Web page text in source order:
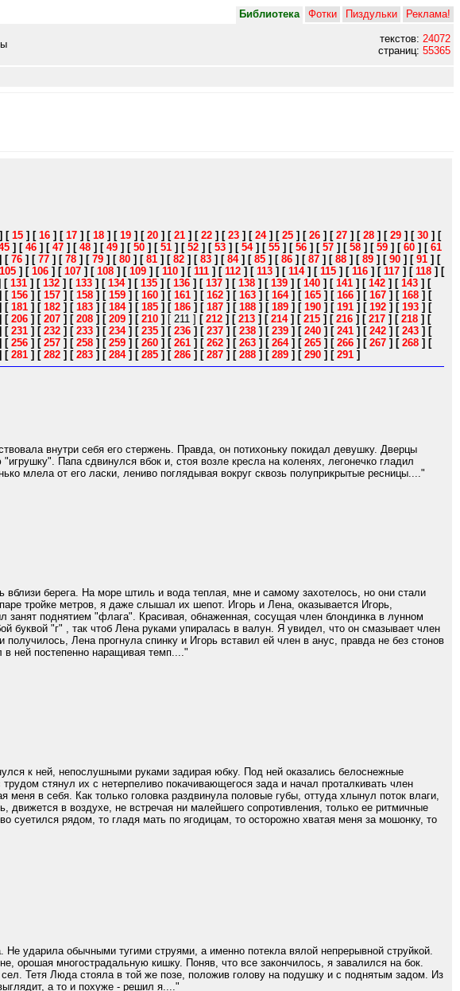
Библиотека Фотки Пиздульки Реклама!
текстов: 24072
страниц: 55365
[ 15 ] [ 16 ] [ 17 ] [ 18 ] [ 19 ] [ 20 ] [ 21 ] [ 22 ] [ 23 ] [ 24] [ 25 ] [ 26 ] [ 27 ] [ 28 ] [ 29 ] [ 30 ] [
] [ 46 ] [ 47 ] [ 48 ] [ 49 ] [ 50 ] [ 51 ] [ 52 ] [ 53 ] [ 54] [ 55 ] [ 56 ] [ 57 ] [ 58 ] [ 59 ] [ 60 ] [ 61
[ 76 ] [ 77 ] [ 78 ] [ 79 ] [ 80 ] [ 81 ] [ 82 ] [ 83 ] [ 84] [ 85 ] [ 86 ] [ 87 ] [ 88 ] [ 89 ] [ 90 ] [ 91 ] [
105 ] [ 106 ] [ 107 ] [ 108 ] [ 109 ] [ 110 ] [ 111 ] [ 112 ] [ 113 ] [ 114] [ 115 ] [ 116 ] [ 117 ] [ 118 ] [
[ 131 ] [ 132 ] [ 133 ] [ 134] [ 135 ] [ 136 ] [ 137 ] [ 138 ] [ 139 ] [ 140 ] [ 141 ] [ 142 ] [ 143 ] [
[ 156 ] [ 157 ] [ 158 ] [ 159 ] [ 160 ] [ 161 ] [ 162 ] [ 163 ] [ 164] [ 165 ] [ 166 ] [ 167 ] [ 168 ] [
[ 181 ] [ 182 ] [ 183 ] [ 184] [ 185 ] [ 186 ] [ 187 ] [ 188 ] [ 189 ] [ 190 ] [ 191 ] [ 192 ] [ 193 ] [
[ 206 ] [ 207 ] [ 208 ] [ 209 ] [ 210 ] [ 211 ] [ 212 ] [ 213 ] [ 214] [ 215 ] [ 216 ] [ 217 ] [ 218 ] [
[ 231 ] [ 232 ] [ 233 ] [ 234] [ 235 ] [ 236 ] [ 237 ] [ 238 ] [ 239 ] [ 240 ] [ 241 ] [ 242 ] [ 243 ] [
[ 256 ] [ 257 ] [ 258 ] [ 259 ] [ 260 ] [ 261 ] [ 262 ] [ 263 ] [ 264] [ 265 ] [ 266 ] [ 267 ] [ 268 ] [
[ 281 ] [ 282 ] [ 283 ] [ 284] [ 285 ] [ 286 ] [ 287 ] [ 288 ] [ 289 ] [ 290 ] [ 291 ]
внутри себя его стержень. Правда, он потихоньку покидал девушку. Дверцы
Папа сдвинулся вбок и, стоя возле кресла на коленях, легонечко гладил
млела от его ласки, лениво поглядывая вокруг сквозь полуприкрытые ресницы...."
берега. На море штиль и вода теплая, мне и самому захотелось, но они стали
тройке метров, я даже слышал их шепот. Игорь и Лена, оказывается Игорь,
занят поднятием "флага". Красивая, обнаженная, сосущая член блондинка в лунном
буквой "г" , так чтоб Лена руками упиралась в валун. Я увидел, что он смазывает член
Лена прогнула спинку и Игорь вставил ей член в анус, правда не без стонов
ней постепенно наращивая темп...."
к ней, непослушными руками задирая юбку. Под ней оказались белоснежные
стянул их с нетерпеливо покачивающегося зада и начал проталкивать член
в себя. Как только головка раздвинула половые губы, оттуда хлынул поток влаги,
движется в воздухе, не встречая ни малейшего сопротивления, только ее ритмичные
суетился рядом, то гладя мать по ягодицам, то осторожно хватая меня за мошонку, то
ударила обычными тугими струями, а именно потекла вялой непрерывной струйкой.
орошая многострадальную кишку. Поняв, что все закончилось, я завалился на бок.
Тетя Люда стояла в той же позе, положив голову на подушку и с поднятым задом. Из
а то и похуже - решил я...."